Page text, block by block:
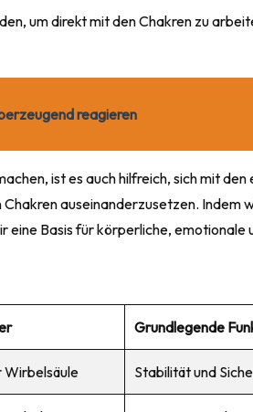
um direkt mit den Chakren zu
reagieren
ist es auch hilfreich, sich mit den
auseinanderzusetzen. Indem
eine Basis für körperliche, emotionale
Grundlegende
Wirbelsäule Stabilität und